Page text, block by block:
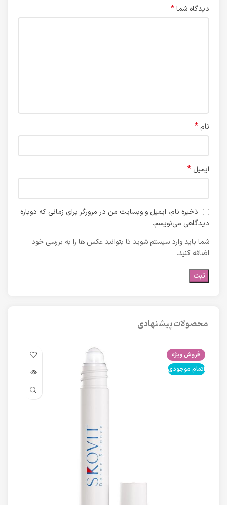
دیدگاه شما*
نام *
ایمیل *
ذخیره نام، ایمیل و وبسایت من در مرورگر برای زمانی که دوباره
دیدگاهی می‌نویسم.
شما باید وارد سیستم شوید تا بتوانید عکس ها را به بررسی خود
اضافه کنید.
محصولات پیشنهادی
فروش ویژه
اتمام موجودی